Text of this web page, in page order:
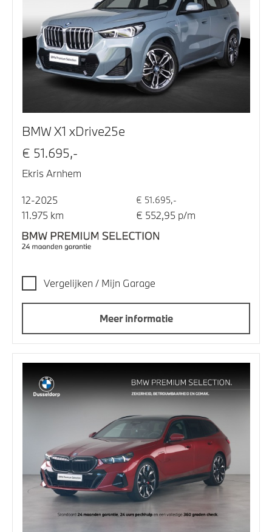
BMW X1 xDrive25e
€ 51.695,-
Ekris Arnhem
12-2025 € 51.695,-
11.975 km € 552,95 p/m
Vergelijken / Mijn Garage
Meer informatie